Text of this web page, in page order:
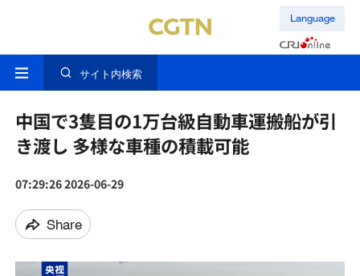
Language
サイト内検索
中国で3隻目の1万台級自動車運搬船が引
き渡し 多様な車種の積載可能
07:29:26 2026-06-29
Share